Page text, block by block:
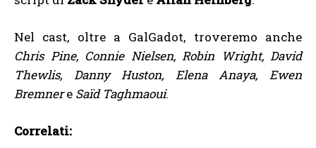
Nel cast, oltre a GalGadot, troveremo anche
Chris Pine, Connie Nielsen, Robin Wright, David
Thewlis, Danny Huston, Elena Anaya, Ewen
Bremnere Saïd Taghmaoui.
Correlati: